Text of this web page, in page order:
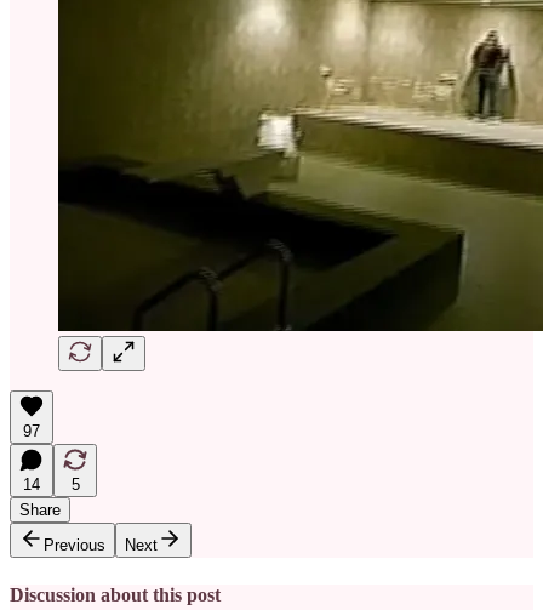
97
14
5
Share
Previous
Next
Discussion about this post